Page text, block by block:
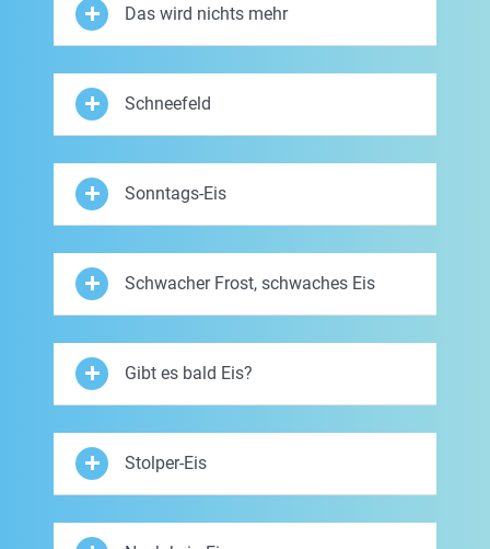
Das wird nichts mehr
Schneefeld
Sonntags-Eis
Schwacher Frost, schwaches Eis
Gibt es bald Eis?
Stolper-Eis